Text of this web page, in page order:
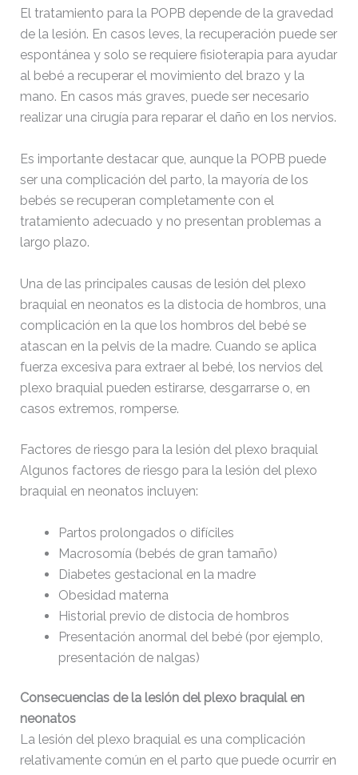
El tratamiento para la POPB depende de la gravedad
de la lesión. En casos leves, la recuperación puede ser
espontánea y solo se requiere fisioterapia para ayudar
al bebé a recuperar el movimiento del brazo y la
mano. En casos más graves, puede ser necesario
realizar una cirugía para reparar el daño en los nervios.
Es importante destacar que, aunque la POPB puede
ser una complicación del parto, la mayoría de los
bebés se recuperan completamente con el
tratamiento adecuado y no presentan problemas a
largo plazo.
Una de las principales causas de lesión del plexo
braquial en neonatos es la distocia de hombros, una
complicación en la que los hombros del bebé se
atascan en la pelvis de la madre. Cuando se aplica
fuerza excesiva para extraer al bebé, los nervios del
plexo braquial pueden estirarse, desgarrarse o, en
casos extremos, romperse.
Factores de riesgo para la lesión del plexo braquial
Algunos factores de riesgo para la lesión del plexo
braquial en neonatos incluyen:
Partos prolongados o difíciles
Macrosomía (bebés de gran tamaño)
Diabetes gestacional en la madre
Obesidad materna
Historial previo de distocia de hombros
Presentación anormal del bebé (por ejemplo,
presentación de nalgas)
Consecuencias de la lesión del plexo braquial en
neonatos
La lesión del plexo braquial es una complicación
relativamente común en el parto que puede ocurrir en